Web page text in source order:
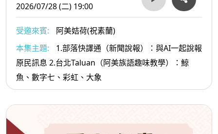
2026/07/28 (二) 19:00
受邀來賓:
阿美姞荷(祝素蘭)
本集主題:
1.部落快譯通（新聞說報）：與AI一起說報
原民訊息 2.台北Taluan（阿美族語趣味教學）：鯨
魚、數字七、彩虹、大象